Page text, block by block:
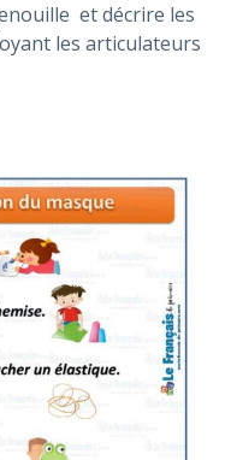
et décrire les
les articulateurs